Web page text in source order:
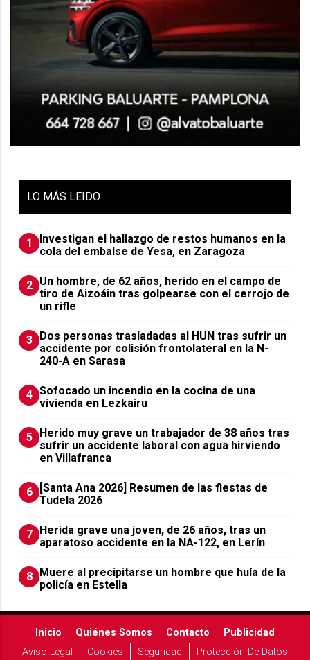
LO MÁS LEIDO
1
Investigan el hallazgo de restos humanos en la
cola del embalse de Yesa, en Zaragoza
2 Un hombre, de 62 años, herido en el campo de
tiro de Aizoáin tras golpearse con el cerrojo de
un rifle
3 ​Dos personas trasladadas al HUN tras sufrir un
accidente por colisión frontolateral en la N-
240-A en Sarasa
4 Sofocado un incendio en la cocina de una
vivienda en Lezkairu
5 Herido muy grave un trabajador de 38 años tras
sufrir un accidente laboral con agua hirviendo
en Villafranca
6
[Santa Ana 2026] Resumen de las fiestas de
Tudela 2026
7 Herida grave una joven, de 26 años, tras un
aparatoso accidente en la NA-122, en Lerín
8 Muere al precipitarse un hombre que huía de la
policía en Estella
Inicio Quiénes Somos Contacto
Publicidad
Aviso Legal
Cookies Seguridad Protección De Datos